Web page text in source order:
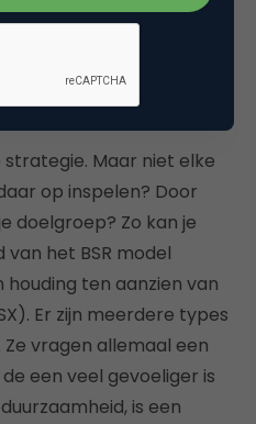
in hun hele
niet
strategie. Maar niet elke
op inspelen? Door
doelgroep? Zo kan je
het BSR model
ten aanzien van
Er zijn meerdere types
vragen allemaal een
een veel gevoeliger is
is een